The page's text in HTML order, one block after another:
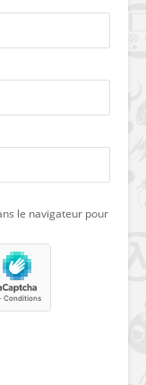
le navigateur pour